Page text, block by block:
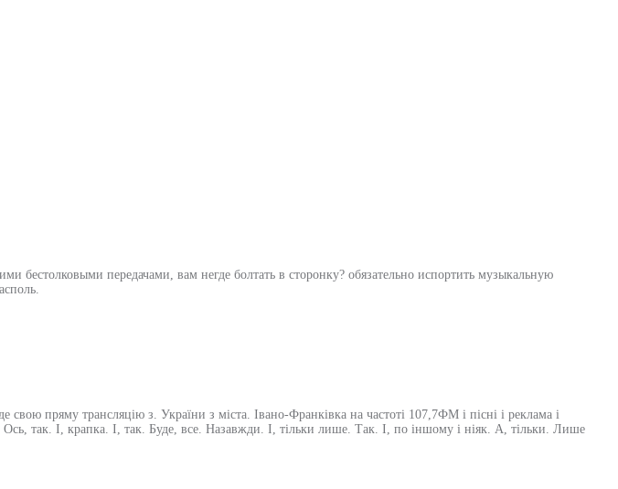
бестолковыми передачами, вам негде болтать в сторонку? обязательно испортить музыкальную
пряму трансляцію з. України з міста. Івано-Франківка на частоті 107,7ФМ і пісні і реклама і
так. І, крапка. І, так. Буде, все. Назавжди. І, тільки лише. Так. І, по іншому і ніяк. А, тільки. Лише